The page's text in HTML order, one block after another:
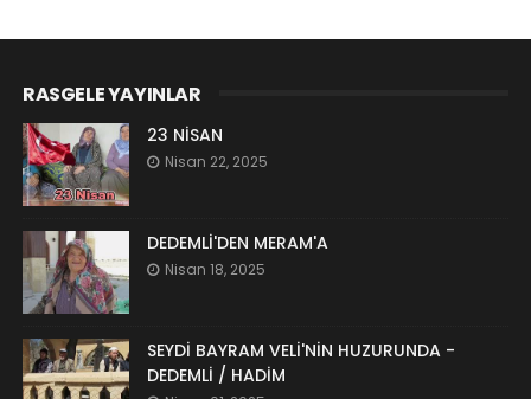
RASGELE YAYINLAR
23 NİSAN
Nisan 22, 2025
DEDEMLİ'DEN MERAM'A
Nisan 18, 2025
SEYDİ BAYRAM VELİ'NİN HUZURUNDA -
DEDEMLİ / HADİM